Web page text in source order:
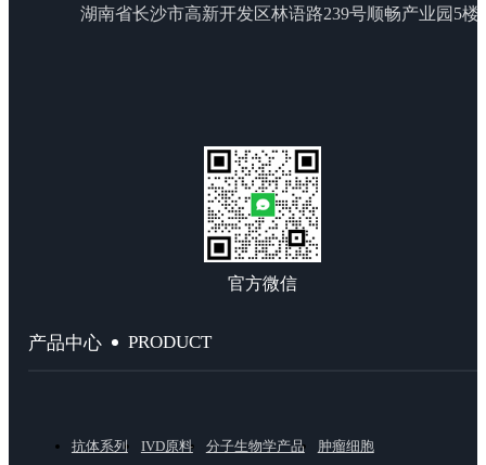
湖南省长沙市高新开发区林语路239号顺畅产业园5楼
官方微信
产品中心 PRODUCT
抗体系列 IVD原料 分子生物学产品
肿瘤细胞